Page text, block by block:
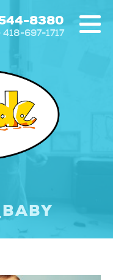
8380
697-1717